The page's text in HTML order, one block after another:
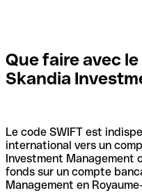
Que faire avec
Skandia
Le code SWIFT est
international vers un
Investment Management
fonds sur un compte
Management en